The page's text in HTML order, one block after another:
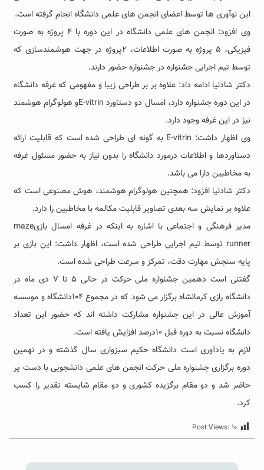
این نوآوری ها توسط اعضای انجمن های علمی دانشگاه انجام گرفته است.
وی افزود: انجمن های علمی دانشگاه در این دوره با ۴ پروژه به صورت
فیزیکی، ۵ پروژه به صورت اطلاعات، ۲پروژه در جهت هوشمندسازی که
توسط تیم اجرایی جشنواره در جشنواره حضور دارند.
دکتر شادنیا ادامه داد: علاوه بر بر طراحی زیبا و مفهومی که غرفه دانشگاه
در این دوره جشنواره دارد، امسال دو دستاورد E-vitrinو هولوگرام هوشمند
نیز در این غرفه وجود دارد.
وی اظهار داشت: E-vitrin به گونه ای طراحی شده است که قابلیت ارائه
دستاوردها و اطلاعات درمورد دانشگاه را بدون نیاز به حضور مسئول غرفه
به مخاطبین دارا می باشد.
دکتر شادنیا افزود: همچنین هولوگرام هوشمند، هوش مصنوعی است که
علاوه بر نمایش سه بعدی تصاویر قابلیت مکالمه با مخاطبین را دارد.
مدیر فرهنگی و اجتماعی با اشاره به اینکه در غرفه امسال بازیmaze
runner توسط تیم اجرایی طراحی شده است، اظهار داشت: این بازی بر
پایه سنجش مهارت دقت، تمرکز و سرعت طراحی شده است.
گفتنی است دهمین جشنواره ملی حرکت در حالی ۵ تا ۷ دی ماه در
دانشگاه رازی کرمانشاه برگزار می شود که در مجموع ۱۰۴دانشگاه و موسسه
آموزش عالی در این جشنواره مشارکت داشته اند که حضور این تعداد
دانشگاه نسبت به دوره قبل ۱۰درصد افزایش یافته است.
لازم به یادآوری است دانشگاه حکیم سبزواری سال گذشته و در نهمین
دوره برگزاری جشنواره ملی حرکت انجمن های علمی دانشجویی با دست پر
حاضر شد و دو مقام برگزیده کشوری و دو مقام شایسته تقدیر را کسب
کرد.
Post Views: ۱۰